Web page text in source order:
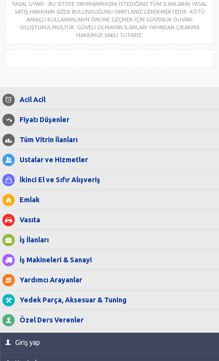
YASAL UYARI : BU SİTEDE YAYIMANMASINI İSTEDİĞİNİZ TÜM İLANLARIN YASAL
SATIŞ HAKKININ SİZDE BULUNDUĞUNU İSPATLANIZ GEREKMEKTEDİR. KÖTÜ
AMAÇLI KULLANIMLARIN ÖNÜNE GEÇMEK İÇİN GÜVENLİK DUVARI
OLUŞTURULMUŞTUR. GÜVELİ OLMAYAN İLANLARI YAYINDAN ÇIKARMA
HAKKIMIZI SAKLI TUTARIZ.
Acil Acil
Fiyatı Düşenler
Tüm Vitrin İlanları
Ustalar ve Hizmetler
İkinci El ve Sıfır Alışveriş
Emlak
Vasıta
İş İlanları
İş Makineleri & Sanayi
Yardımcı Arayanlar
Yedek Parça, Aksesuar & Tuning
Özel Ders Verenler
Giriş yap